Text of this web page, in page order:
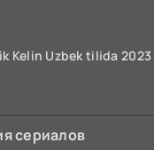
сериалов